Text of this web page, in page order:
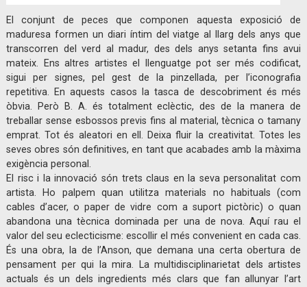
El conjunt de peces que componen aquesta exposició de
maduresa formen un diari íntim del viatge al llarg dels anys que
transcorren del verd al madur, des dels anys setanta fins avui
mateix. Ens altres artistes el llenguatge pot ser més codificat,
sigui per signes, pel gest de la pinzellada, per l’iconografia
repetitiva. En aquests casos la tasca de descobriment és més
òbvia. Però B. A. és totalment eclèctic, des de la manera de
treballar sense esbossos previs fins al material, tècnica o tamany
emprat. Tot és aleatori en ell. Deixa fluir la creativitat. Totes les
seves obres són definitives, en tant que acabades amb la màxima
exigència personal.
El risc i la innovació són trets claus en la seva personalitat com
artista. Ho palpem quan utilitza materials no habituals (com
cables d’acer, o paper de vidre com a suport pictòric) o quan
abandona una tècnica dominada per una de nova. Aquí rau el
valor del seu eclecticisme: escollir el més convenient en cada cas.
És una obra, la de l’Anson, que demana una certa obertura de
pensament per qui la mira. La multidisciplinarietat dels artistes
actuals és un dels ingredients més clars que fan allunyar l’art